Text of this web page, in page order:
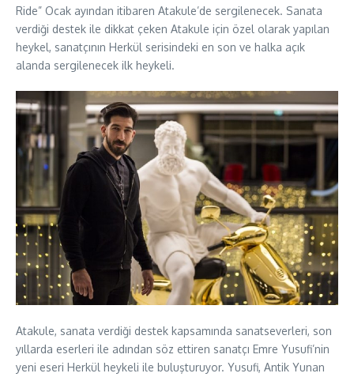
Ride” Ocak ayından itibaren Atakule’de sergilenecek. Sanata
verdiği destek ile dikkat çeken Atakule için özel olarak yapılan
heykel, sanatçının Herkül serisindeki en son ve halka açık
alanda sergilenecek ilk heykeli.
Atakule, sanata verdiği destek kapsamında sanatseverleri, son
yıllarda eserleri ile adından söz ettiren sanatçı Emre Yusufi’nin
yeni eseri Herkül heykeli ile buluşturuyor. Yusufi, Antik Yunan